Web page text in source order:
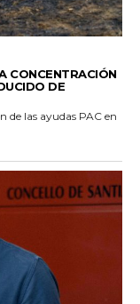
CONCENTRACIÓN
DE
de las ayudas PAC en